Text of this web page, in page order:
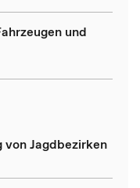
und
von Jagdbezirken